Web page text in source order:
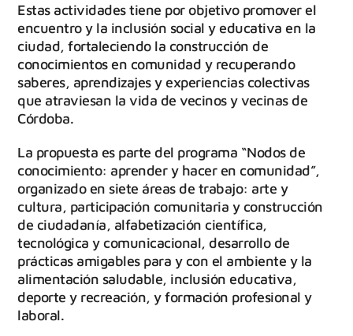
Estas actividades tiene por objetivo promover el
encuentro y la inclusión social y educativa en la
ciudad, fortaleciendo la construcción de
conocimientos en comunidad y recuperando
saberes, aprendizajes y experiencias colectivas
que atraviesan la vida de vecinos y vecinas de
Córdoba.
La propuesta es parte del programa “Nodos de
conocimiento: aprender y hacer en comunidad”,
organizado en siete áreas de trabajo: arte y
cultura, participación comunitaria y construcción
de ciudadanía, alfabetización científica,
tecnológica y comunicacional, desarrollo de
prácticas amigables para y con el ambiente y la
alimentación saludable, inclusión educativa,
deporte y recreación, y formación profesional y
laboral.